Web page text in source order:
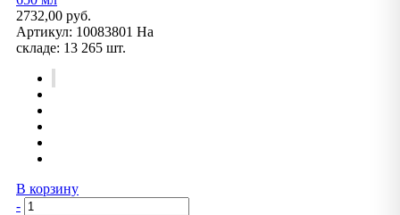
2732,00 руб.
Артикул: 10083801 На
складе: 13 265 шт.
В корзину
-